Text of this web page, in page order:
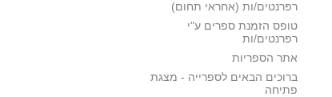
רפרנטים/ות (אחראי תחום)
טופס הזמנת ספרים ע"י
רפרנטים/ות
אתר הספריות
ברוכים הבאים לספרייה - מצגת
פתיחה